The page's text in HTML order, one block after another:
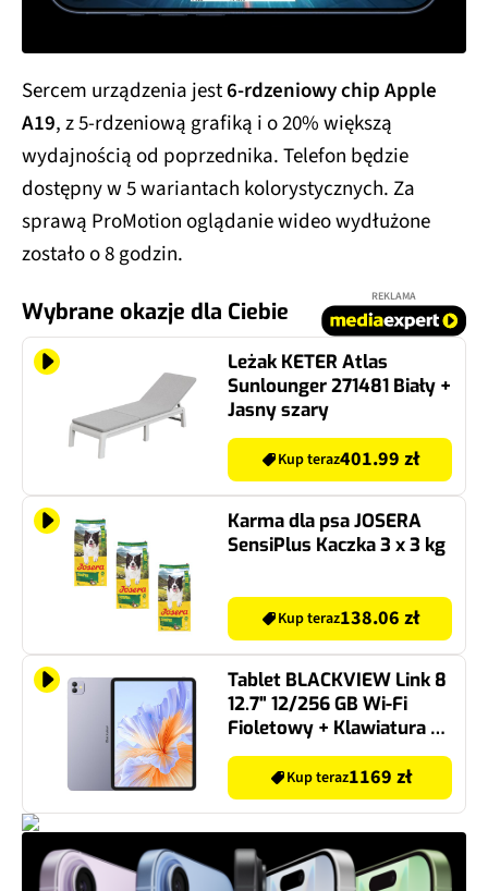
Sercem urządzenia jest6-rdzeniowy chip Apple
A19, z 5-rdzeniową grafiką i o 20% większą
wydajnością od poprzednika. Telefon będzie
dostępny w 5 wariantach kolorystycznych. Za
sprawą ProMotion oglądanie wideo wydłużone
zostało o 8 godzin.
Wybrane okazje dla Ciebie
REKLAMA
Leżak KETER Atlas
Sunlounger 271481 Biały +
Jasny szary
Kup teraz401.99 zł
Karma dla psa JOSERA
SensiPlus Kaczka 3 x 3 kg
Kup teraz138.06 zł
Tablet BLACKVIEW Link 8
12.7" 12/256 GB Wi-Fi
Fioletowy + Klawiatura +
Mysz + Rysik
Kup teraz1169 zł